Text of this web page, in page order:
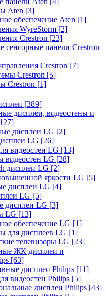
Aten [3]
обеспечение Aten [1]
WyreStorm [2]
Crestron [23]
сенсорные панели Crestron
Crestron [7]
Crestron [5]
Crestron [1]
[389]
дисплеи, видеостены и
дисплеи LG [2]
LG [26]
видеостен LG [13]
видеостен LG [28]
дисплеи LG [2]
яркости LG [5]
дисплеи LG [4]
LG [5]
дисплеи LG [3]
LG [13]
обеспечение LG [1]
для дисплеев LG [1]
телевизоры LG [23]
ЖК дисплеи и
[63]
дисплеи Philips [11]
видеостен Philips [5]
дисплеи Philips [43]